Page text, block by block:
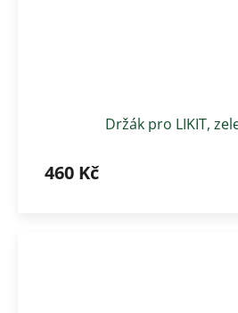
Držák pro LIKIT,
460 Kč